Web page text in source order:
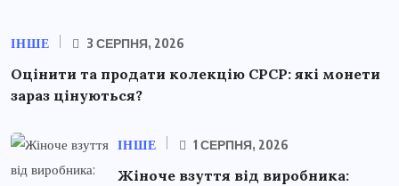
ІНШЕ 3 СЕРПНЯ, 2026
Оцінити та продати колекцію СРСР: які монети
зараз цінуються?
ІНШЕ 1 СЕРПНЯ, 2026
Жіноче взуття від виробника: